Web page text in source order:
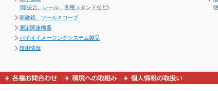
(除振台、レール、各種スタンドなど)
顕微鏡、ツールスコープ
測定関連機器
バイオイメージングシステム製品
技術情報